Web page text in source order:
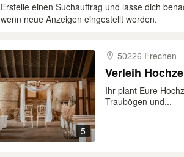
Erstelle einen Suchauftrag und lasse dich
wenn neue Anzeigen eingestellt werden.
5
50226 Frechen
Verleih
Ihr plant Eure
Traubögen und...